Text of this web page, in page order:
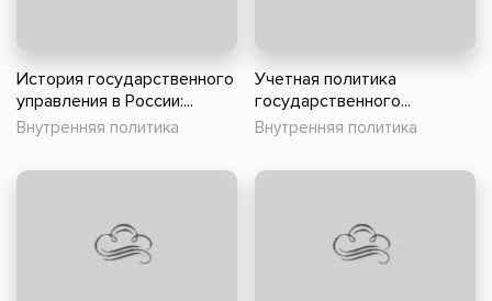
История государственного
управления в России:...
Внутренняя политика
Учетная политика
государственного...
Внутренняя политика